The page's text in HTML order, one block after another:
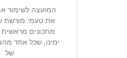
המועצה לשימור
את טעמי מורשת
מתכונים מראשית
ימינו, שכל אחד
של